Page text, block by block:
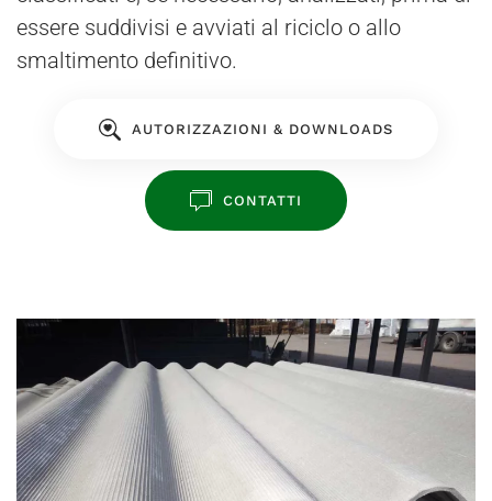
essere suddivisi e avviati al riciclo o allo
smaltimento definitivo.
AUTORIZZAZIONI & DOWNLOADS
CONTATTI